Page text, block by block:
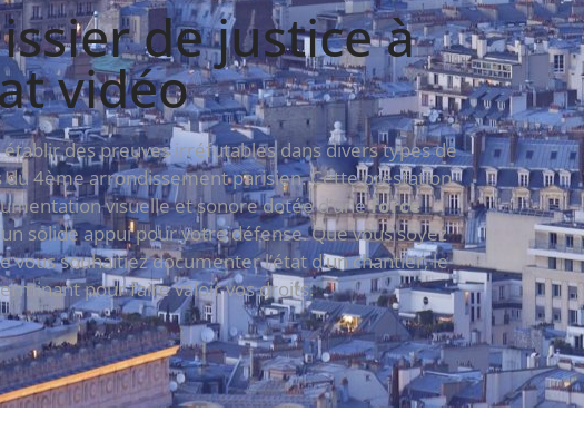
de justice à
vidéo
des preuves irréfutables dans divers types de
du 4ème arrondissement parisien. Cette prestation
visuelle et sonore dotée d’uneforce
solide appui pour votre défense. Que vous soyez
souhaitiez documenter l’état d’un chantier, le
pour faire valoir vos droits.